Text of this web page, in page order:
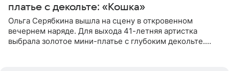
платье с декольте: «Кошка»
Ольга Серябкина вышла на сцену в откровенном
вечернем наряде. Для выхода 41-летняя артистка
выбрала золотое мини-платье с глубоким декольте.